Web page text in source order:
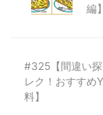
編】
#325【間違い
レク！おすすめ
料】